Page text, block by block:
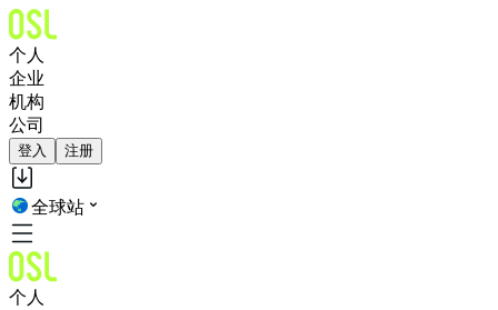
个人
企业
机构
公司
登入 注册
全球站
个人